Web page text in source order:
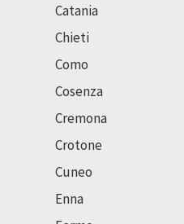
Catania
Chieti
Como
Cosenza
Cremona
Crotone
Cuneo
Enna